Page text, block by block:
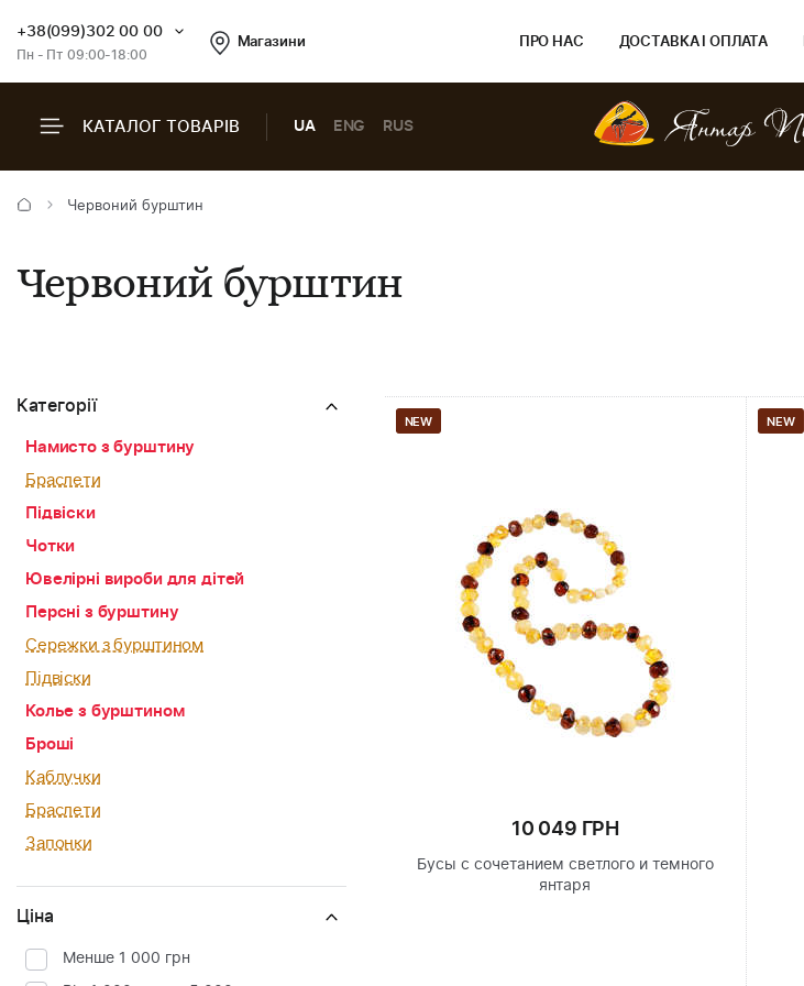
+38(099)302 00 00
Пн - Пт 09:00-18:00
Магазини ПРО НАС ДОСТАВКА І ОПЛАТА
КАТАЛОГ ТОВАРІВ UA ENG RUS
Червоний бурштин
Червоний бурштин
Категорії
Намисто з бурштину
Браслети
Підвіски
Чотки
Ювелірні вироби для дітей
Персні з бурштину
Сережки з бурштином
Підвіски
Колье з бурштином
Броші
Каблучки
Браслети
Запонки
Ціна
Менше 1 000 грн
NEW
10 049 ГРН
Бусы с сочетанием светлого и темного
янтаря
NEW